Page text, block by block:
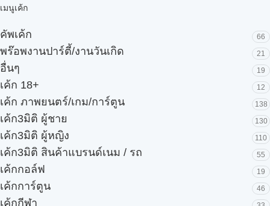
เมนูเค้ก
คัพเค้ก 66
พร๊อพงานปาร์ตี้/งานวันเกิด 21
อื่นๆ 19
เค้ก 18+ 12
เค้ก ภาพยนตร์/เกม/การ์ตูน 138
เค้ก3มิติ ผู้ชาย 130
เค้ก3มิติ ผู้หญิง 110
เค้ก3มิติ สินค้าแบรนด์เนม / รถ 55
เค้กกอล์ฟ 19
เค้กการ์ตูน 46
เค้กกีฬา